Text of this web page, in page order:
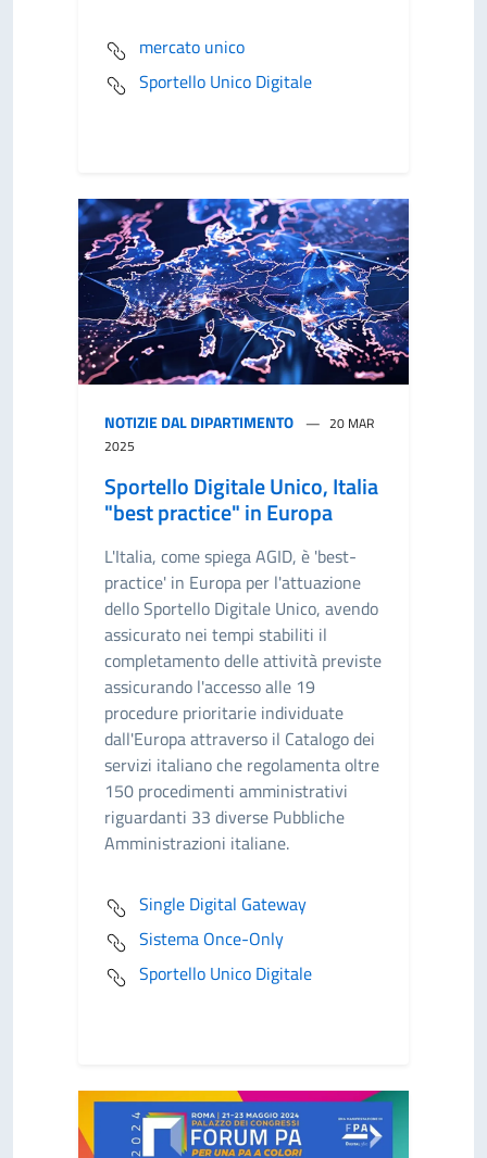
mercato unico
Sportello Unico Digitale
NOTIZIE DAL DIPARTIMENTO
20 MAR
2025
Sportello Digitale Unico, Italia
"best practice" in Europa
L'Italia, come spiega AGID, è 'best-
practice' in Europa per l'attuazione
dello Sportello Digitale Unico, avendo
assicurato nei tempi stabiliti il
completamento delle attività previste
assicurando l'accesso alle 19
procedure prioritarie individuate
dall'Europa attraverso il Catalogo dei
servizi italiano che regolamenta oltre
150 procedimenti amministrativi
riguardanti 33 diverse Pubbliche
Amministrazioni italiane.
Single Digital Gateway
Sistema Once-Only
Sportello Unico Digitale